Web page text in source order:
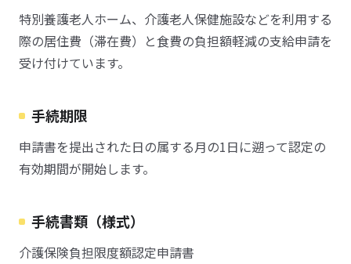
特別養護老人ホーム、介護老人保健施設などを利用する
際の居住費（滞在費）と食費の負担額軽減の支給申請を
受け付けています。
手続期限
申請書を提出された日の属する月の1日に遡って認定の
有効期間が開始します。
手続書類（様式）
介護保険負担限度額認定申請書